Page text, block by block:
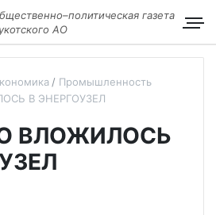
газета
АО
Промышленность
В ЭНЕРГОУЗЕЛ
ВЛОЖИЛОСЬ